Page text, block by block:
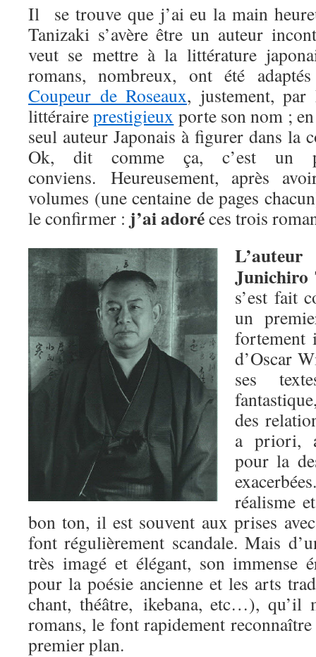
Il se trouve que j’ai eu la main
Tanizaki s’avère être un auteur
veut se mettre à la littérature
romans, nombreux, ont été
Coupeur de Roseaux, justement,
littéraireprestigieux porte son nom ;
seul auteur Japonais à figurer dans la
Ok, dit comme ça, c’est un
conviens. Heureusement, après
volumes (une centaine de pages
le confirmer : j’ai adoréces trois
L’auteur
Junichiro
s’est fait
un
fortement
d’Oscar
ses
des
a priori,
pour la
réalisme
bon ton, il est souvent aux prises
font régulièrement scandale. Mais
très imagé et élégant, son immense
pour la poésie ancienne et les arts
chant, théâtre, ikebana, etc…), qu’il
romans, le font rapidement
premier plan.